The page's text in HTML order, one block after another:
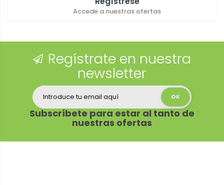
Accede a nuestras ofertas
Regístrate en nuestra
newsletter
Subscríbete para estar al tanto de
nuestras ofertas